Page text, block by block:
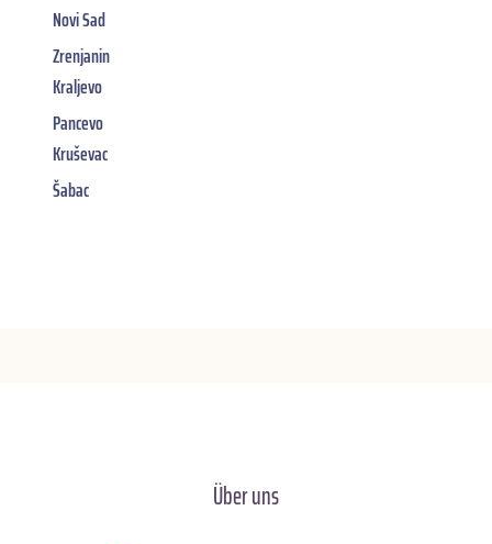
Novi Sad
Zrenjanin
Kraljevo
Pancevo
Kruševac
Šabac
Über uns